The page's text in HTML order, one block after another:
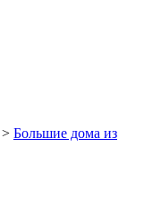
> Большие дома из